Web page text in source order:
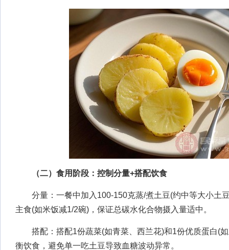
（二）食用阶段：控制分量+搭配饮食
分量：一餐中加入100-150克蒸/煮土豆(约中等大小土
主食(如米饭减1/2碗)，保证总碳水化合物摄入量适中。
搭配：搭配1份蔬菜(如青菜、西兰花)和1份优质蛋白(如
衡饮食，避免单一吃土豆导致血糖波动异常。